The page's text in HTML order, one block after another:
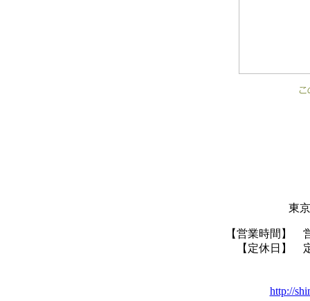
東
【営業時間】
【定休日】
http://